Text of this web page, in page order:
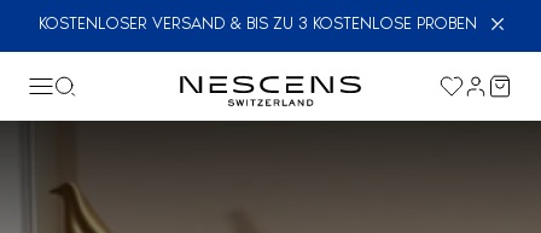
KOSTENLOSER VERSAND & BIS ZU 3 KOSTENLOSE PROBEN